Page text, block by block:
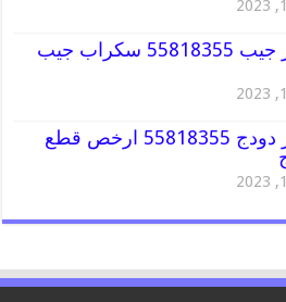
قطع غيار جيب 55818355 سكراب جيب
قطع غيار دودج 55818355 ارخص قطع